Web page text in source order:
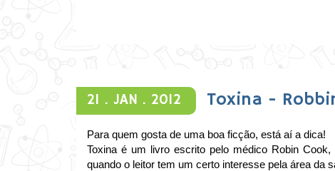
21 . JAN . 2012 Toxina -
Para quem gosta de uma boa ficção, está aí a dica!
Toxina é um livro escrito pelo médico Robin
quando o leitor tem um certo interesse pela área da